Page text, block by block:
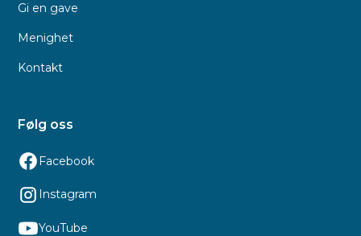
Gi en gave
Menighet
Kontakt
Følg oss
Facebook
Instagram
YouTube